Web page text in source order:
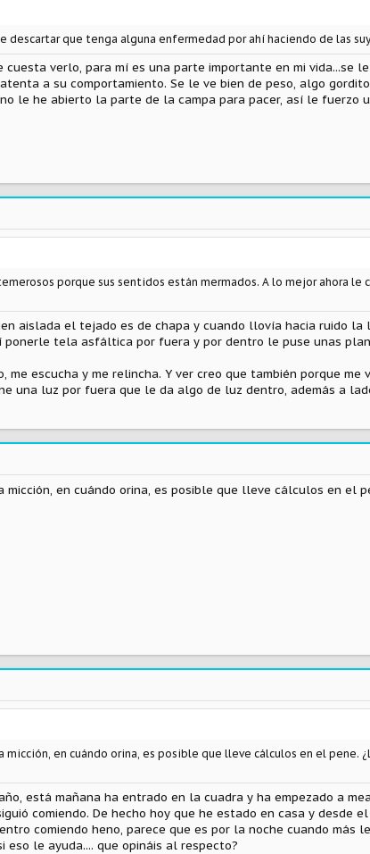
descartar que tenga alguna enfermedad por ahí haciendo de las
cuesta verlo, para mí es una parte importante en mi
a su comportamiento. Se le ve bien de peso, algo
le he abierto la parte de la campa para pacer, así le fuerzo
porque sus sentidos están mermados. A lo mejor ahora le
aislada el tejado es de chapa y cuando llovía hacia ruido
tela asfáltica por fuera y por dentro le puse unas
me escucha y me relincha. Y ver creo que también porque
una luz por fuera que le da algo de luz dentro, además a
micción, en cuándo orina, es posible que lleve cálculos en el
en cuándo orina, es posible que lleve cálculos en el pene.
está mañana ha entrado en la cuadra y ha empezado a
comiendo. De hecho hoy que he estado en casa y desde
comiendo heno, parece que es por la noche cuando
le ayuda.... que opináis al respecto?